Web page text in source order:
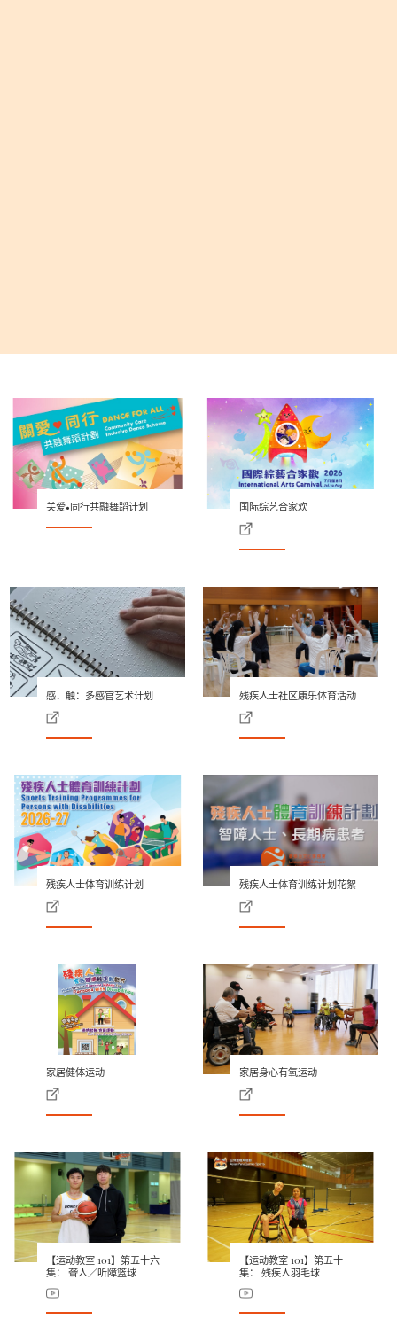
关爱•同行共融舞蹈计划 国际综艺合家欢
感．触：多感官艺术计划 残疾人士社区康乐体育活动
残疾人士体育训练计划 残疾人士体育训练计划花絮
家居健体运动 家居身心有氧运动
【运动教室 101】第五十六
集： 聋人／听障篮球
【运动教室 101】第五十一
集： 残疾人羽毛球